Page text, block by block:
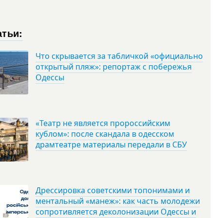
Что скрывается за табличкой «официально
открытый пляж»: репортаж с побережья
Одессы
«Театр не является пророссийским
кублом»: после скандала в одесском
драмтеатре материалы передали в СБУ
Дрессировка советскими топонимами и
ментальный «манеж»: как часть молодежи
сопротивляется деколонизации Одессы и